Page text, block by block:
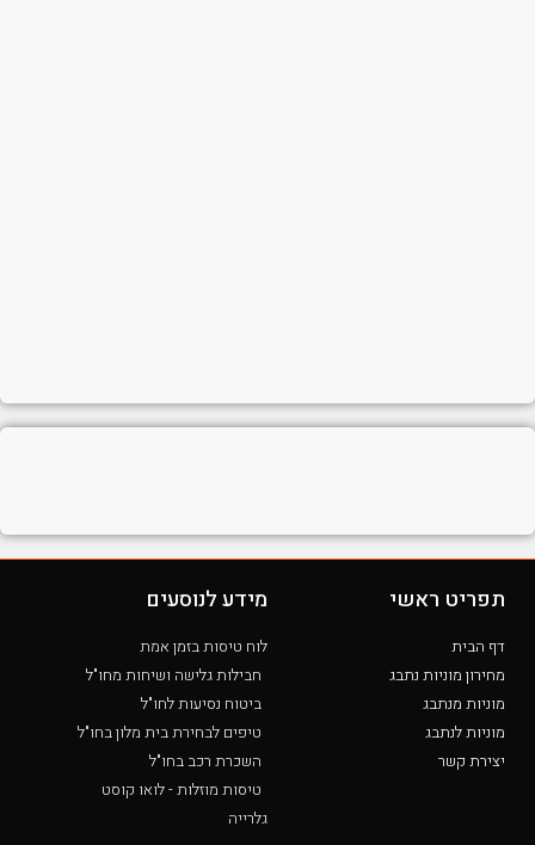
תפריט ראשי
דף הבית
מחירון מוניות נתבג
מוניות מנתבג
מוניות לנתבג
יצירת קשר
מידע לנוסעים
לוח טיסות בזמן אמת
חבילות גלישה ושיחות מחו"ל
ביטוח נסיעות לחו"ל
טיפים לבחירת בית מלון בחו"ל
השכרת רכב בחו"ל
טיסות מוזלות - לואו קוסט
גלרייה